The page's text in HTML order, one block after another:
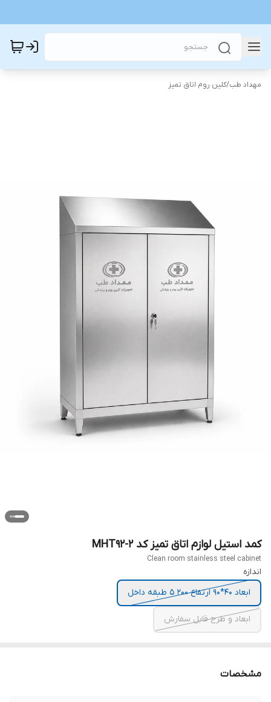
مهداد طب/کلین روم اتاق تمیز
کمد استیل لوازم اتاق تمیز کد MHT92-2
Clean room stainless steel cabinet
اندازه
ابعاد 40*90 ارتفاع 200 5 طبقه داخل
ابعاد و طرح قابل سفارش
مشخصات